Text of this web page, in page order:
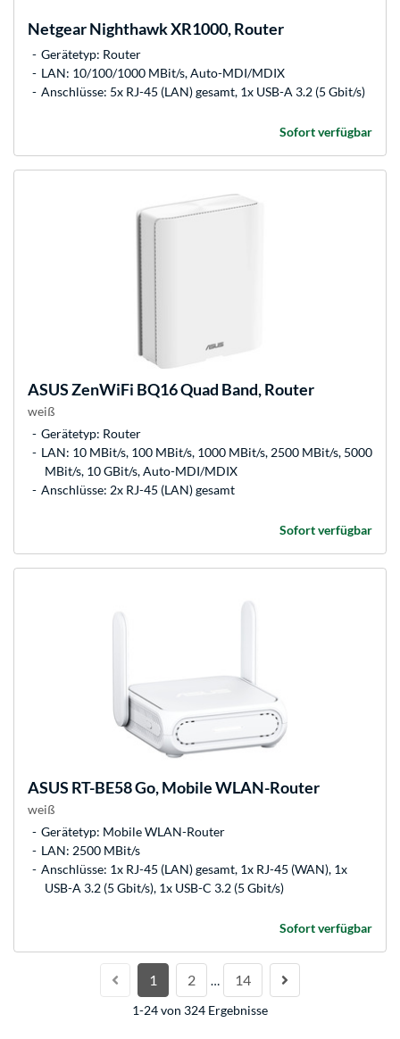
NetgearNighthawk XR1000, Router
Gerätetyp: Router
LAN: 10/100/1000 MBit/s, Auto-MDI/MDIX
Anschlüsse: 5x RJ-45 (LAN) gesamt, 1x USB-A 3.2 (5 Gbit/s)
Sofort verfügbar
ASUSZenWiFi BQ16 Quad Band, Router
weiß
Gerätetyp: Router
LAN: 10 MBit/s, 100 MBit/s, 1000 MBit/s, 2500 MBit/s, 5000
MBit/s, 10 GBit/s, Auto-MDI/MDIX
Anschlüsse: 2x RJ-45 (LAN) gesamt
Sofort verfügbar
ASUS RT-BE58 Go, Mobile WLAN-Router
weiß
Gerätetyp: Mobile WLAN-Router
LAN: 2500 MBit/s
Anschlüsse: 1x RJ-45 (LAN) gesamt, 1x RJ-45 (WAN), 1x
USB-A 3.2 (5 Gbit/s), 1x USB-C 3.2 (5 Gbit/s)
Sofort verfügbar
1 2 … 14
1-24 von 324 Ergebnisse